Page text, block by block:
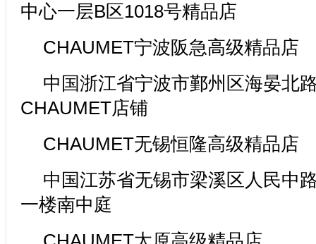
中心一层B区1018号精品店
CHAUMET宁波阪急高级精品店
中国浙江省宁波市鄞州区海晏北
CHAUMET店铺
CHAUMET无锡恒隆高级精品店
中国江苏省无锡市梁溪区人民中
一楼南中庭